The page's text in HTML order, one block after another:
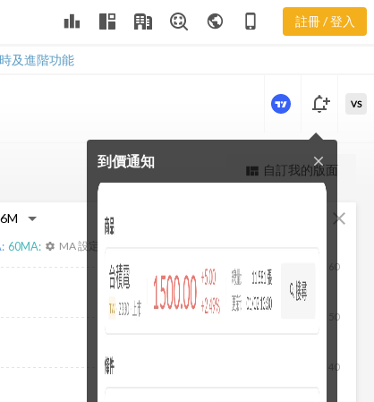
leaderboard public phone_iphone 註冊 / 登入
及進階功能
力
更強大的進階價量圖表
notification_add
到價通知 close
VS
view_quilt 自訂我的版面
close
40
50
60
60MA: settings MA 設定